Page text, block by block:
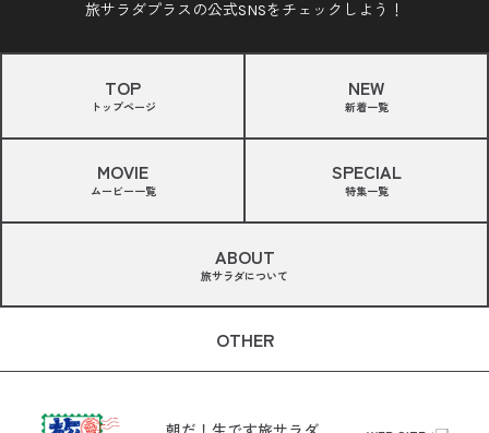
旅サラダプラスの公式SNSをチェックしよう！
TOP
トップページ
NEW
新着一覧
MOVIE
ムービー一覧
SPECIAL
特集一覧
ABOUT
旅サラダについて
OTHER